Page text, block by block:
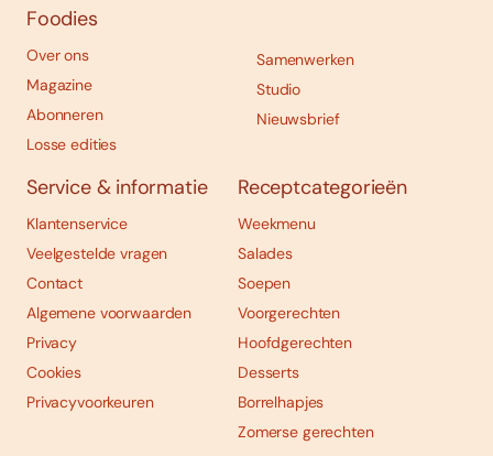
Foodies
Over ons
Magazine
Abonneren
Losse edities
Samenwerken
Studio
Nieuwsbrief
Service & informatie
Klantenservice
Veelgestelde vragen
Contact
Algemene voorwaarden
Privacy
Cookies
Privacyvoorkeuren
Receptcategorieën
Weekmenu
Salades
Soepen
Voorgerechten
Hoofdgerechten
Desserts
Borrelhapjes
Zomerse gerechten